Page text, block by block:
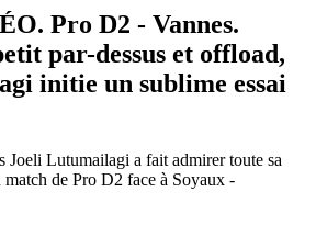
Pro D2 - Vannes.
par-dessus et offload,
initie un sublime essai
Joeli Lutumailagi a fait admirer toute sa
de Pro D2 face à Soyaux -